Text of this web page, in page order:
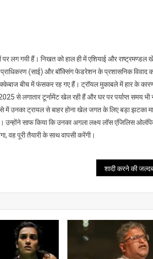
लग गयी हैं। निखत को हाल ही में एशियाई और राष्ट्रमण्डल
(साई) और बॉक्सिंग फेडरेशन के प्रशासनिक विवाद
बीच में फंसकर रह गए हैं। ट्रॉयल मुकाबले में हार के
लगातार टूर्नामेंट खेल रही हैं और घर पर पर्याप्त समय भी
में उनका ट्रायल से बाहर होना खेल जगत के लिए बड़ा झटका
साफ किया कि उनका अगला लक्ष्य लॉस एंजिलिस
वह पूरी तैयारी के साथ वापसी करेंगी।